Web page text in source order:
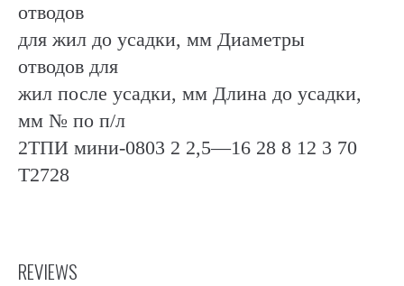
отводов
для жил до усадки, мм Диаметры
отводов для
жил после усадки, мм Длина до усадки,
мм № по п/л
2ТПИ мини-0803 2 2,5—16 28 8 12 3 70
Т2728
REVIEWS